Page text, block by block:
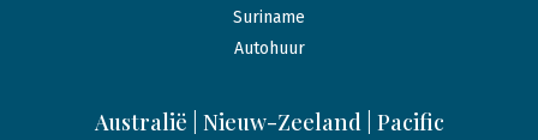
Suriname
Autohuur
Australië | Nieuw-Zeeland | Pacific